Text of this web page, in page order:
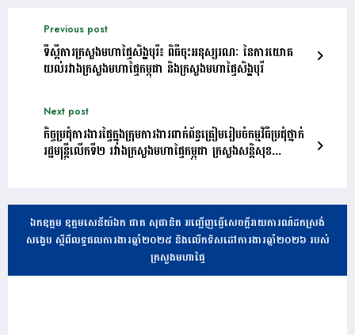
Previous post
ទីស្តីការក្រសួងមហាផ្ទៃសិង្ហបុរី៖ ពិធីចុះអនុស្សរណៈ នៃការយោគ
យល់រវាងក្រសួងមហាផ្ទៃកម្ពុជា និងក្រសួងមហាផ្ទៃសិង្ហបុរី
Next post
កិច្ចប្រជុំការងារផ្ទៃក្នុងក្រុមការងារពាក់ព័ន្ធត្រៀមរៀបចំកម្មវិធីប្រជុំថ្នាក់
រដ្ឋមន្ត្រីលេីកទី២ រវាងក្រសួងមហាផ្ទៃកម្ពុជា ក្រសួងសន្តិសុខ
ឯកឧត្តម ឧត្តមសេនីយ៍ឯក ផាត សុផានិត អញ្ជើញធ្វើសេចក្តីរាយការណ៍ដកស្រង់
សង្ខេប ស្តីពីលទ្ធផលការងារឆ្នាំ២០២៥ និងលើកទិសដៅការងារឆ្នាំ២០២៦ របស់
ក្រសួងមហាផ្ទៃ